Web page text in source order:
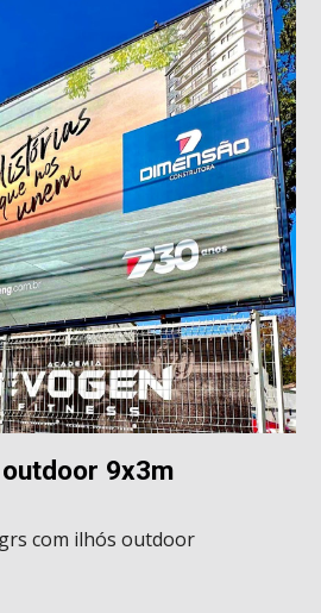
9x3m
com ilhós outdoor